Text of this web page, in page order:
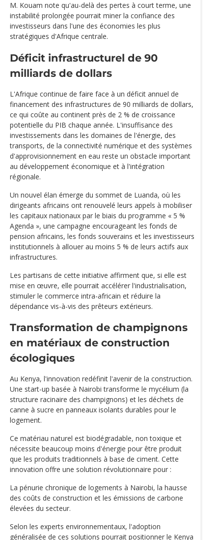
M. Kouam note qu'au-delà des pertes à court terme, une
instabilité prolongée pourrait miner la confiance des
investisseurs dans l'une des économies les plus
stratégiques d'Afrique centrale.
Déficit infrastructurel de 90
milliards de dollars
L'Afrique continue de faire face à un déficit annuel de
financement des infrastructures de 90 milliards de dollars,
ce qui coûte au continent près de 2 % de croissance
potentielle du PIB chaque année. L'insuffisance des
investissements dans les domaines de l'énergie, des
transports, de la connectivité numérique et des systèmes
d'approvisionnement en eau reste un obstacle important
au développement économique et à l'intégration
régionale.
Un nouvel élan émerge du sommet de Luanda, où les
dirigeants africains ont renouvelé leurs appels à mobiliser
les capitaux nationaux par le biais du programme « 5 %
Agenda », une campagne encourageant les fonds de
pension africains, les fonds souverains et les investisseurs
institutionnels à allouer au moins 5 % de leurs actifs aux
infrastructures.
Les partisans de cette initiative affirment que, si elle est
mise en œuvre, elle pourrait accélérer l'industrialisation,
stimuler le commerce intra-africain et réduire la
dépendance vis-à-vis des prêteurs extérieurs.
Transformation de champignons
en matériaux de construction
écologiques
Au Kenya, l'innovation redéfinit l'avenir de la construction.
Une start-up basée à Nairobi transforme le mycélium (la
structure racinaire des champignons) et les déchets de
canne à sucre en panneaux isolants durables pour le
logement.
Ce matériau naturel est biodégradable, non toxique et
nécessite beaucoup moins d'énergie pour être produit
que les produits traditionnels à base de ciment. Cette
innovation offre une solution révolutionnaire pour :
La pénurie chronique de logements à Nairobi, la hausse
des coûts de construction et les émissions de carbone
élevées du secteur.
Selon les experts environnementaux, l'adoption
généralisée de ces solutions pourrait positionner le Kenya